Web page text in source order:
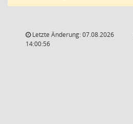
Letzte Änderung: 07.08.2026
14:00:56